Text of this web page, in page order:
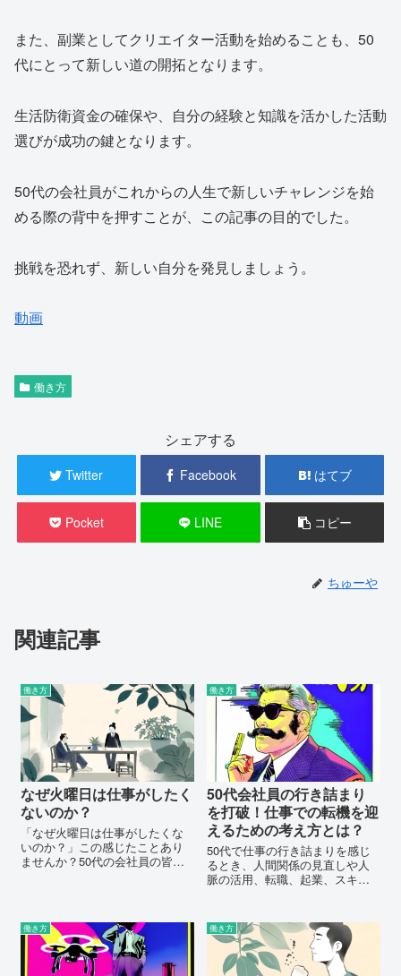
また、副業としてクリエイター活動を始めることも、50
代にとって新しい道の開拓となります。
生活防衛資金の確保や、自分の経験と知識を活かした活動
選びが成功の鍵となります。
50代の会社員がこれからの人生で新しいチャレンジを始
める際の背中を押すことが、この記事の目的でした。
挑戦を恐れず、新しい自分を発見しましょう。
動画
働き方
シェアする
Twitter Facebook はてブ
Pocket LINE コピー
ちゅーや
関連記事
働き方
なぜ火曜日は仕事がしたく
ないのか？
「なぜ火曜日は仕事がしたくな
いのか？」この感じたことあり
ませんか？50代の会社員の皆さ
えるためのヒント満載の記事で
す！
働き方
50代会社員の行き詰まり
を打破！仕事での転機を迎
えるための考え方とは？
50代で仕事の行き詰まりを感じ
るとき、人間関係の見直しや人
脈の活用、転職、起業、スキル
スの見直しを検討し、自分に合
った働き方を見つけてキャリア
を充実させましょう。
働き方 働き方